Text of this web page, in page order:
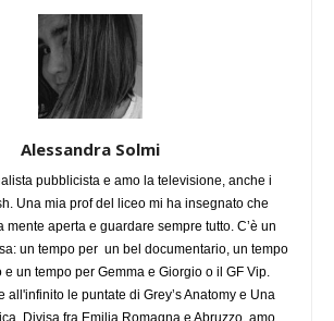
Alessandra Solmi
pubblicista e amo la televisione, anche i
Una mia prof del liceo mi ha insegnato che
mente aperta e guardare sempre tutto. C’è un
un tempo per un bel documentario, un tempo
e un tempo per Gemma e Giorgio o il GF Vip.
all'infinito le puntate di Grey’s Anatomy e Una